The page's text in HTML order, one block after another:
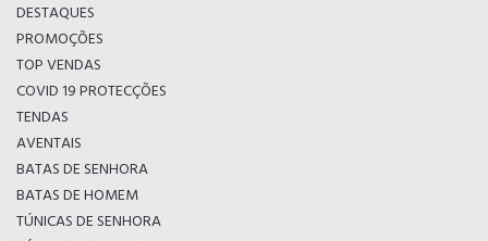
DESTAQUES
PROMOÇÕES
TOP VENDAS
COVID 19 PROTECÇÕES
TENDAS
AVENTAIS
BATAS DE SENHORA
BATAS DE HOMEM
TÚNICAS DE SENHORA